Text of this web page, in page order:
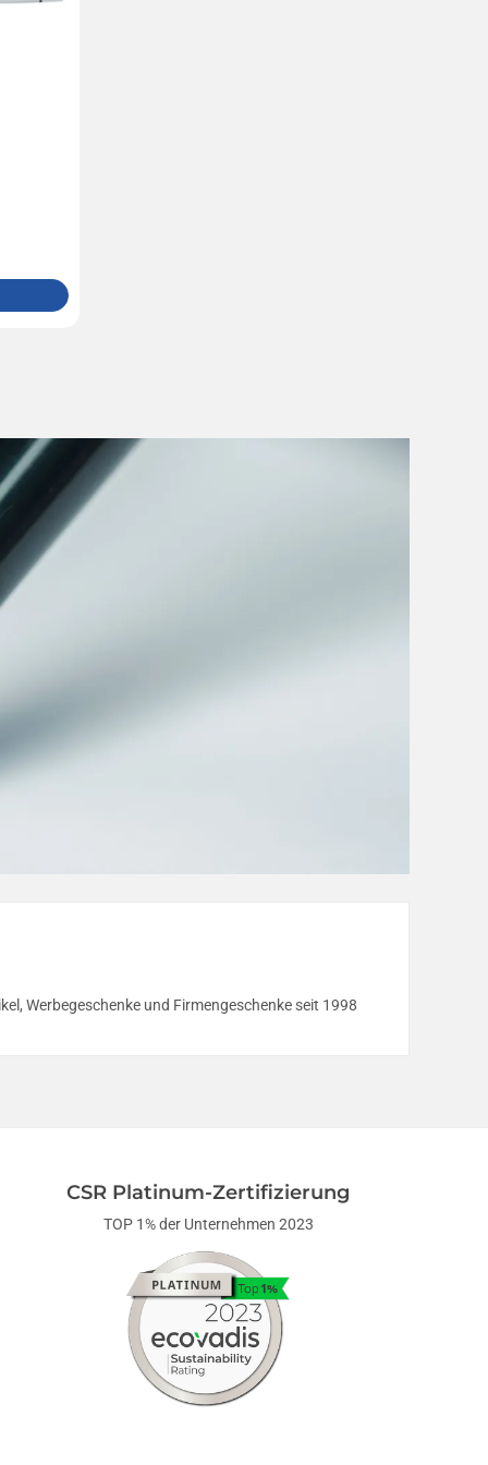
Werbegeschenke und Firmengeschenke seit 1998
CSR Platinum-Zertifizierung
TOP 1% der Unternehmen 2023